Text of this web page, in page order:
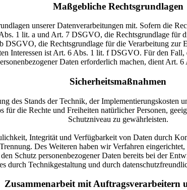
Maßgebliche Rechtsgrundlagen
unserer Datenverarbeitungen mit. Sofern die
1 lit. a und Art. 7 DSGVO, die Rechtsgrundlage für
die Rechtsgrundlage für die Verarbeitung
Interessen ist Art. 6 Abs. 1 lit. f DSGVO. Für den
Daten erforderlich machen, dient Art.
Sicherheitsmaßnahmen
des Stands der Technik, der Implementierungskosten
die Rechte und Freiheiten natürlicher Personen,
Schutzniveau zu gewährleisten.
Integrität und Verfügbarkeit von Daten durch
Des Weiteren haben wir Verfahren
Schutz personenbezogener Daten bereits bei der
durch Technikgestaltung und durch
Zusammenarbeit mit Auftragsverarbeitern